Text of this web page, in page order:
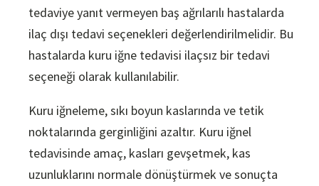
tedaviye yanıt vermeyen baş ağrılarılı hastalarda
ilaç dışı tedavi seçenekleri değerlendirilmelidir. Bu
hastalarda kuru iğne tedavisi ilaçsız bir tedavi
seçeneği olarak kullanılabilir.
Kuru iğneleme, sıkı boyun kaslarında ve tetik
noktalarında gerginliğini azaltır. Kuru iğnel
tedavisinde amaç, kasları gevşetmek, kas
uzunluklarını normale dönüştürmek ve sonuçta